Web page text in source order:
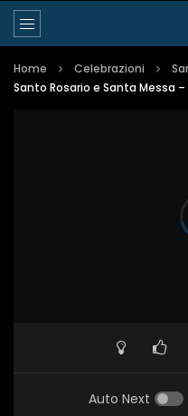
Home Celebrazioni
Santo Rosario e Santa Messa
Auto Next